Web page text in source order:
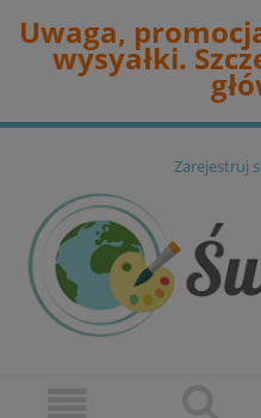
Uwaga,
wysyałki.
Zarejestruj